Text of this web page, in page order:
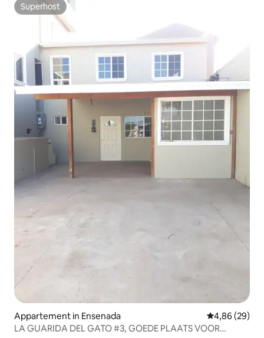
Superhost
Superhost
Appartement in Ensenada Gemiddelde
4,86 (29)
LA GUARIDA DEL GATO #3, GOEDE PLAATS VOOR